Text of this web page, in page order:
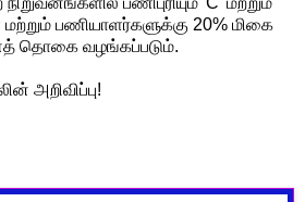
மற்றும் பணியாளர்களுக்கு 20% மிகை
தொகை வழங்கப்படும்.
அறிவிப்பு!